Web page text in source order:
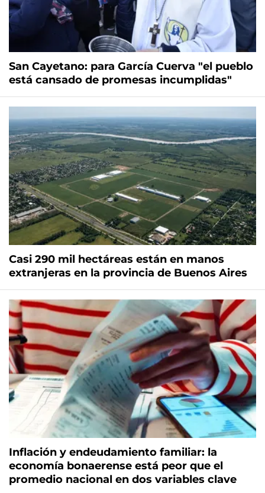
San Cayetano: para García Cuerva "el pueblo
está cansado de promesas incumplidas"
Casi 290 mil hectáreas están en manos
extranjeras en la provincia de Buenos Aires
Inflación y endeudamiento familiar: la
economía bonaerense está peor que el
promedio nacional en dos variables clave